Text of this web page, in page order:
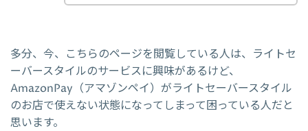
多分、今、こちらのページを閲覧している人は、ライトセ
ーバースタイルのサービスに興味があるけど、
AmazonPay（アマゾンペイ）がライトセーバースタイル
のお店で使えない状態になってしまって困っている人だと
思います。